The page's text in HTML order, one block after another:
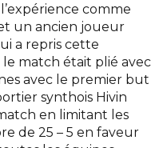
comme
un ancien joueur
a repris cette
match était plié avec
avec le premier but
synthois Hivin
en limitant les
de 25 – 5 en faveur